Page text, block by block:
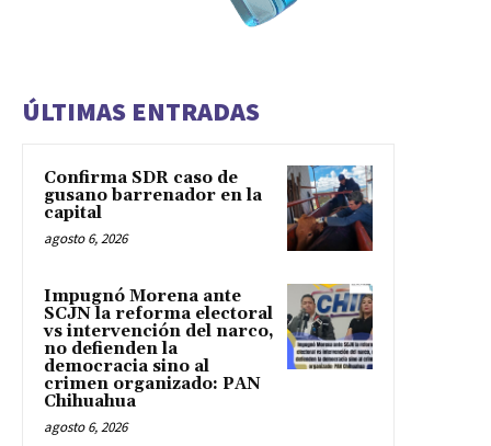
ÚLTIMAS ENTRADAS
Confirma SDR caso de
gusano barrenador en la
capital
agosto 6, 2026
Impugnó Morena ante
SCJN la reforma electoral
vs intervención del narco,
no defienden la
democracia sino al
crimen organizado: PAN
Chihuahua
agosto 6, 2026